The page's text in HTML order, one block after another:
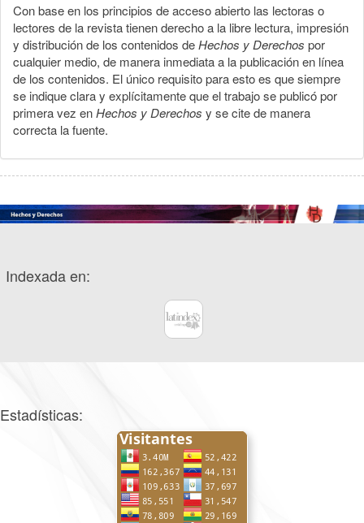
Con base en los principios de acceso abierto las lectoras o
lectores de la revista tienen derecho a la libre lectura, impresión
y distribución de los contenidos deHechos y Derechos por
cualquier medio, de manera inmediata a la publicación en línea
de los contenidos. El único requisito para esto es que siempre
se indique clara y explícitamente que el trabajo se publicó por
primera vez enHechos y Derechos y se cite de manera
correcta la fuente.
Indexada en:
Estadísticas: